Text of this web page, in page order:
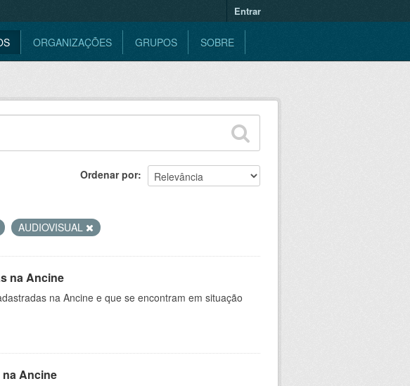
Entrar
ORGANIZAÇÕES GRUPOS SOBRE
Ordenar por
AUDIOVISUAL
na Ancine
na Ancine e que se encontram em situação
Ancine